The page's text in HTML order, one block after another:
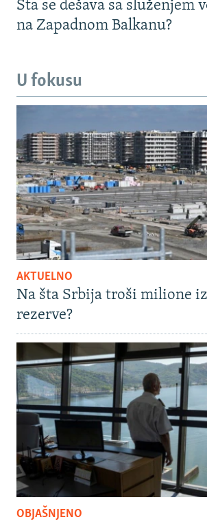
Šta se dešava sa služenjem
na Zapadnom Balkanu?
U fokusu
AKTUELNO
Na šta Srbija troši milione
rezerve?
OBJAŠNJENO